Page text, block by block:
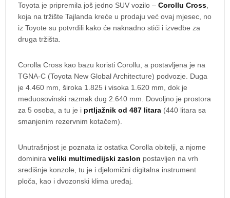
Toyota je pripremila još jedno SUV vozilo – Corollu Cross
koja na tržište Tajlanda kreće u prodaju već ovaj mjesec, no
iz Toyote su potvrdili kako će naknadno stići i izvedbe za
druga tržišta.
Corolla Cross kao bazu koristi Corollu, a postavljena je na
TGNA-C (Toyota New Global Architecture) podvozje. Duga
je 4.460 mm, široka 1.825 i visoka 1.620 mm, dok je
međuosovinski razmak dug 2.640 mm. Dovoljno je prostora
za 5 osoba, a tu je i prtljažnik od 487 litara (440 litara sa
smanjenim rezervnim kotačem).
Unutrašnjost je poznata iz ostatka Corolla obitelji, a njome
dominira veliki multimedijski zaslon postavljen na vrh
središnje konzole, tu je i djelomični digitalna instrument
ploča, kao i dvozonski klima uređaj.